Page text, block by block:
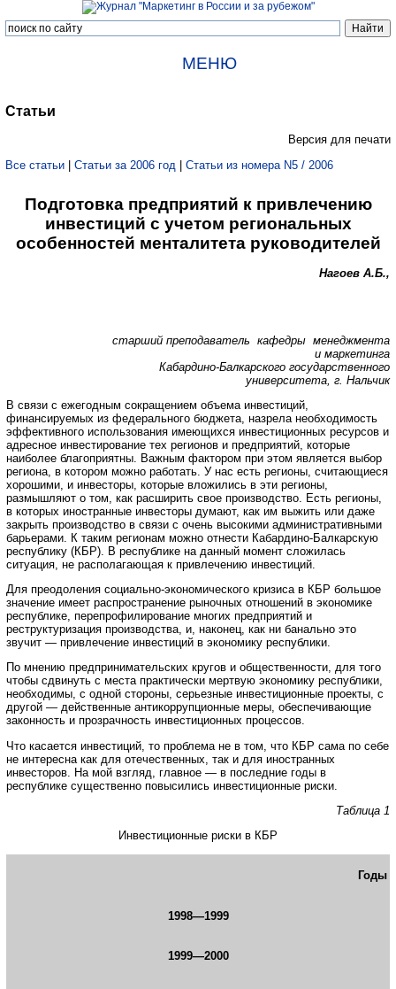
МЕНЮ
Статьи
Версия для печати
Все статьи | Статьи за 2006 год | Статьи из номера N5 / 2006
Подготовка предприятий к привлечению
инвестиций с учетом региональных
особенностей менталитета руководителей
Нагоев А.Б.,
старший преподаватель кафедры менеджмента
и маркетинга
Кабардино-Балкарского государственного
университета, г. Нальчик
В связи с ежегодным сокращением объема инвестиций,
финансируемых из федерального бюджета, назрела необходимость
эффективного использования имеющихся инвестиционных ресурсов и
адресное инвестирование тех регионов и предприятий, которые
наиболее благоприятны. Важным фактором при этом является выбор
региона, в котором можно работать. У нас есть регионы, считающиеся
хорошими, и инвесторы, которые вложились в эти регионы,
размышляют о том, как расширить свое производство. Есть регионы,
в которых иностранные инвесторы думают, как им выжить или даже
закрыть производство в связи с очень высокими административными
барьерами. К таким регионам можно отнести Кабардино-Балкарскую
республику (КБР). В республике на данный момент сложилась
ситуация, не располагающая к привлечению инвестиций.
Для преодоления социально-экономического кризиса в КБР большое
значение имеет распространение рыночных отношений в экономике
республике, перепрофилирование многих предприятий и
реструктуризация производства, и, наконец, как ни банально это
звучит — привлечение инвестиций в экономику республики.
По мнению предпринимательских кругов и общественности, для того
чтобы сдвинуть с места практически мертвую экономику республики,
необходимы, с одной стороны, серьезные инвестиционные проекты, с
другой — действенные антикоррупционные меры, обеспечивающие
законность и прозрачность инвестиционных процессов.
Что касается инвестиций, то проблема не в том, что КБР сама по себе
не интересна как для отечественных, так и для иностранных
инвесторов. На мой взгляд, главное — в последние годы в
республике существенно повысились инвестиционные риски.
Таблица 1
Инвестиционные риски в КБР
Годы
1998—1999
1999—2000